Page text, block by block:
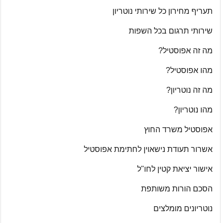
תעריף מחירון כל שירותי נוטריון
שירותי תרגום בכל השפות
מה זה אפוסטיל?
מהו אפוסטיל?
מה זה נוטריון?
מהו נוטריון?
אפוסטיל משרד החוץ
אשרור תעודת נישאוין לחתימת אפוסטיל
אישור יציאת קטין לחו"ל
הסכם הורות משותפת
נוטריונים מומלצים